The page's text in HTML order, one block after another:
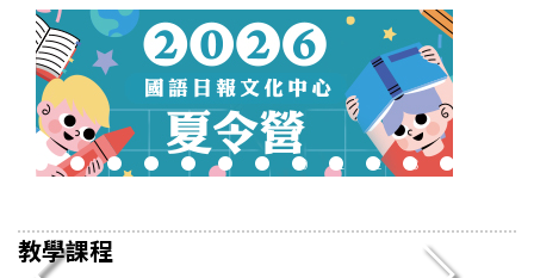
4 5 6 7 8 9 10 11 12 13 14
教學課程